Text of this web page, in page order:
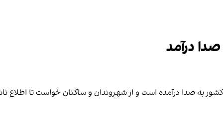
درآمد
به صدا درآمده است و از شهروندان و ساکنان خواست تا اطلاع